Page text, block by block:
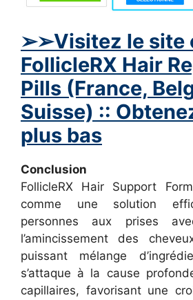
➢➢Visitez le site
FollicleRX Hair
Pills (France,
Suisse) ::
plus bas
Conclusion
FollicleRX Hair Support
comme une solution
personnes aux prises
l’amincissement des
puissant mélange
s’attaque à la cause
capillaires, favorisant une